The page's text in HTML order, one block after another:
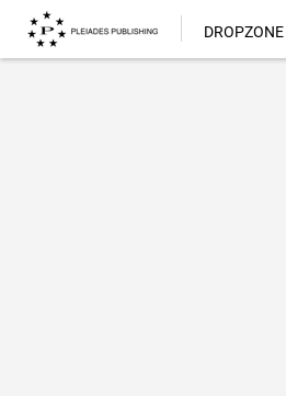
DROPZONE